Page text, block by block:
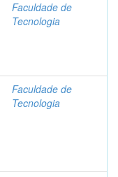
Faculdade de
Tecnologia
Faculdade de
Tecnologia